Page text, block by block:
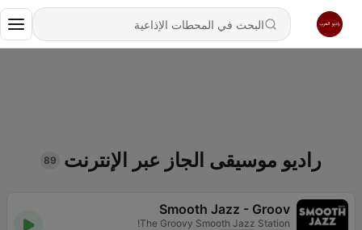
راديو موسيقى الجاز عبر الإنترنت 89
Smooth Jazz - Groov
The Groovy Smooth Jazz Station!